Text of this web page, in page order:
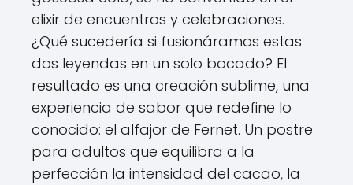
elixir de encuentros y celebraciones.
¿Qué sucedería si fusionáramos estas
dos leyendas en un solo bocado? El
resultado es una creación sublime, una
experiencia de sabor que redefine lo
conocido: el alfajor de Fernet. Un postre
para adultos que equilibra a la
perfección la intensidad del cacao, la